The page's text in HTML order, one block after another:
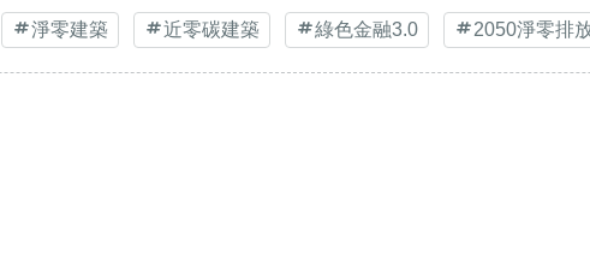
淨零建築 近零碳建築 綠色金融3.0 2050淨零排